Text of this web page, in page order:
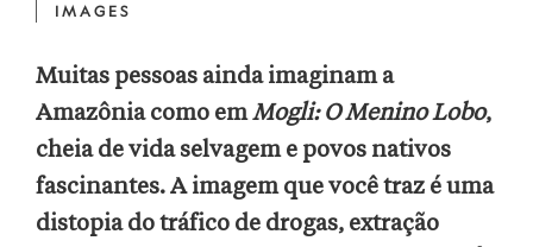
IMAGES
Muitas pessoas ainda imaginam a
Amazônia como emMogli: O Menino Lobo,
cheia de vida selvagem e povos nativos
fascinantes. A imagem que você traz é uma
distopia do tráfico de drogas, extração